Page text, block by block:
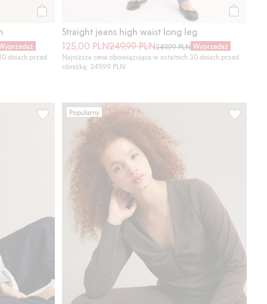
dniach przed
Straight jeans high waist long leg
125,00 PLN249,99 PLN249,99 PLN Wyprzedaż
Najniższa cena obowiązująca w ostatnich 30 dniach przed
obniżką: 249,99 PLN
ulubioneKoszula oversize z lnu, Dodaj do listy ulubione
Popularny